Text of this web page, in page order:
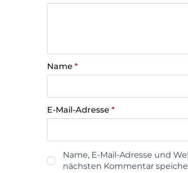
Name *
E-Mail-Adresse *
Name, E-Mail-Adresse und
nächsten Kommentar